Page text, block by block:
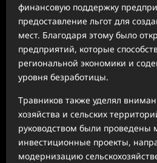
финансовую поддержку
предоставление льгот для
мест. Благодаря этому было
предприятий, которые
региональной экономики и
уровня безработицы.
Травников также уделял
хозяйства и сельских
руководством были проведены
инвестиционные проекты,
модернизацию